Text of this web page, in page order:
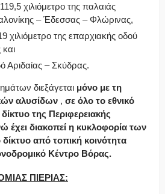
χιλιόμετρο της παλαιάς
– Έδεσσας – Φλώρινας,
χιλιόμετρο της επαρχιακής οδού
Αριδαίας – Σκύδρας.
διεξάγεται μόνο με τη
αλυσίδων , σε όλο το εθνικό
της Περιφερειακής
έχει διακοπεί η κυκλοφορία των
από τοπική κοινότητα
Κέντρο Βόρας.
ΠΙΕΡΙΑΣ: